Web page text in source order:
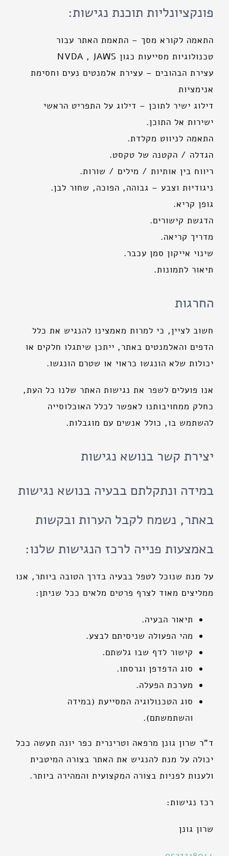
פונקציונליות תוכנת נגישות:
התאמה לקורא מסך – התאמת האתר עבור
טכנולוגיות מסייעות כגון NVDA , JAWS
עצירת הבהובים – עצירת אלמנטים נעים וחסימת
אנימציות
דילוג ישיר לתוכן – דילוג על התפריט הראשי
ישירות אל התוכן.
התאמה לניווט מקלדת.
הגדלה / הקטנה של טקסט.
ריווח בין אותיות / מילים / שורות.
ניגודיות וצבע – גבוהה, הפוכה, שחור לבן.
גופן קריא.
הדגשת קישורים.
מדריך קריאה.
שינוי אייקון סמן עכבר.
תיאור לתמונות.
החרגות
חשוב לציין, כי למרות מאמצינו להנגיש את כלל
הדפים והאלמנטים באתר, ייתכן שיתגלו חלקים או
יכולות שלא הונגשו כראוי או שטרם הונגשו.
אנו פועלים לשפר את נגישות האתר שלנו כל העת,
כחלק ממחויבותנו לאפשר לכלל האוכלוסייה
להשתמש בו, כולל אנשים עם מוגבלות.
יצירת קשר בנושא נגישות
במידה ונתקלתם בבעיה בנושא נגישות
באתר, נשמח לקבל הערות ובקשות
באמצעות פנייה לרכז הנגישות שלנו:
על מנת שנוכל לטפל בבעיה בדרך הטובה ביותר, אנו
ממליצים מאוד לצרף פרטים מלאים ככל שניתן:
תיאור הבעיה.
מהי הפעולה שניסיתם לבצע.
קישור לדף שבו גלשתם.
סוג הדפדפן וגרסתו.
מערכת הפעלה.
סוג הטכנולוגיה המסייעת (במידה
והשתמשתם).
ד"ר שרון גונן מרפאה וטרינרית כפר יונה תעשה ככל
יכולה על מנת להנגיש את האתר בצורה המיטבית
ולענות לפניות בצורה המקצועית והמהירה ביותר.
רכז נגישות:
שרון גונן